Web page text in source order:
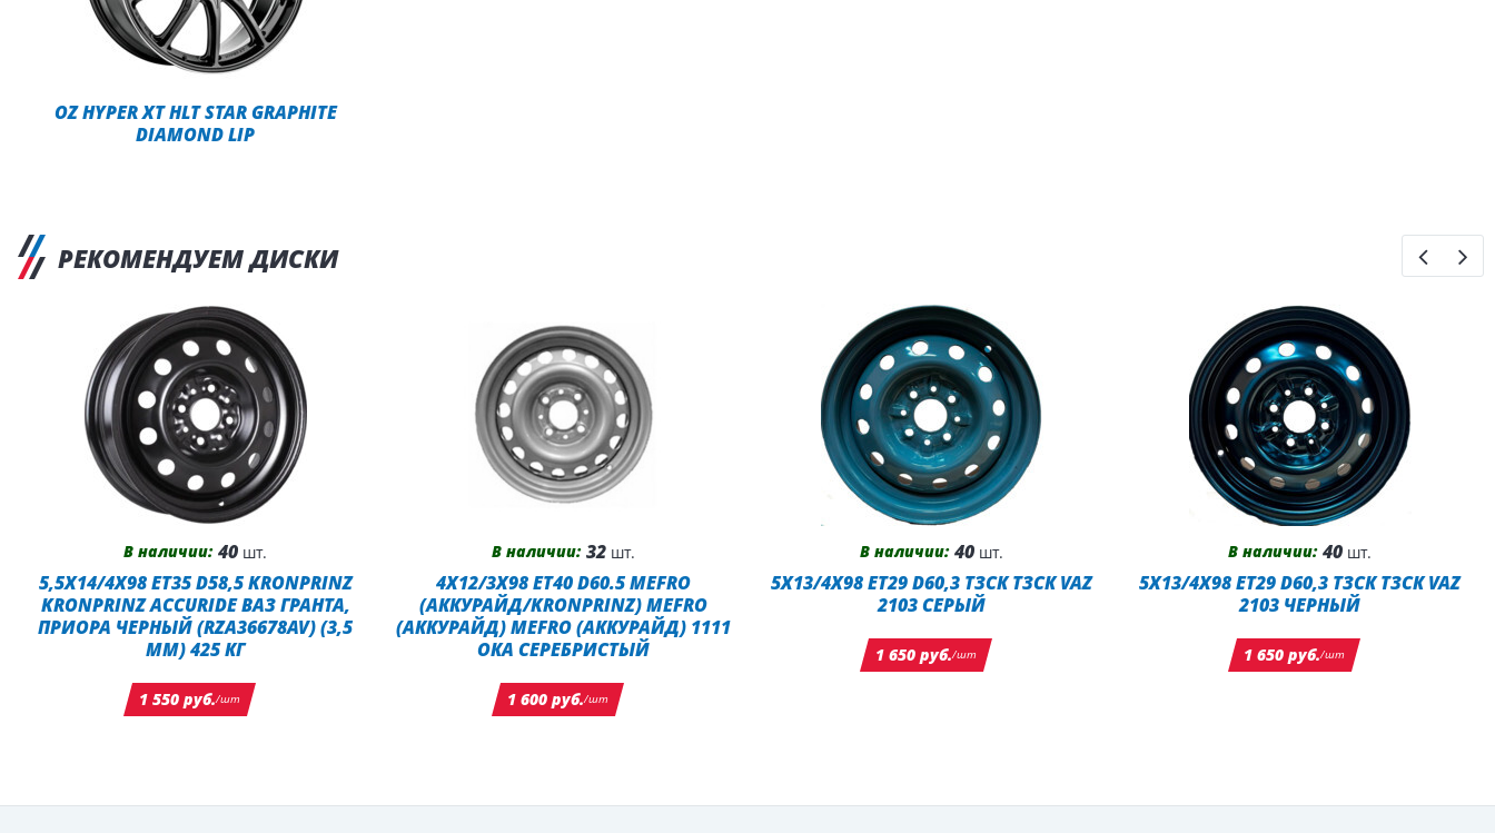
OZ HYPER XT HLT STAR GRAPHITE
DIAMOND LIP
РЕКОМЕНДУЕМ ДИСКИ
В наличии: 40 шт.
5,5X14/4X98 ET35 D58,5 KRONPRINZ
KRONPRINZ ACCURIDE ВАЗ ГРАНТА,
ПРИОРА ЧЕРНЫЙ (RZA36678AV) (3,5
ММ) 425 КГ
1 550 руб./шт
В наличии: 32 шт.
4X12/3X98 ET40 D60.5 MEFRO
(АККУРАЙД/KRONPRINZ) MEFRO
(АККУРАЙД) MEFRO (АККУРАЙД) 1111
ОКА СЕРЕБРИСТЫЙ
1 600 руб./шт
В наличии: 40 шт.
5X13/4X98 ET29 D60,3 ТЗСК ТЗСК VAZ
2103 СЕРЫЙ
1 650 руб./шт
В наличии: 40 шт.
5X13/4X98 ET29 D60,3 ТЗСК ТЗСК VAZ
2103 ЧЕРНЫЙ
1 650 руб./шт